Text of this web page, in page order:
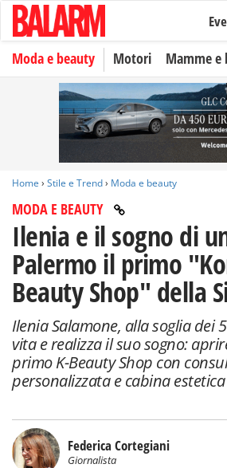
Moda e beauty Motori Mamme e
Home › Stile e Trend› Moda e beauty
MODA E BEAUTY
Ilenia e il sogno di
Palermo il primo
Beauty Shop" della
Ilenia Salamone, alla soglia dei
vita e realizza il suo sogno:
primo K-Beauty Shop con
personalizzata e cabina estetica
Federica Cortegiani
Giornalista